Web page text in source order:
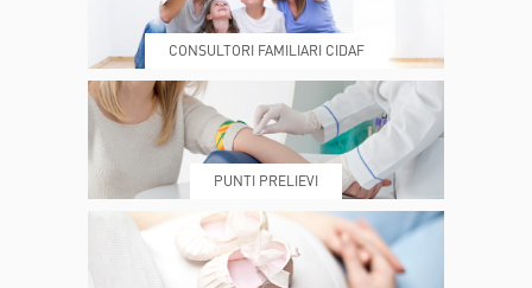
DOVE SIAMO ESAMI E VISITE
PRENOTA MY POLI
CONSULTORI FAMILIARI CIDAF
PUNTI PRELIEVI